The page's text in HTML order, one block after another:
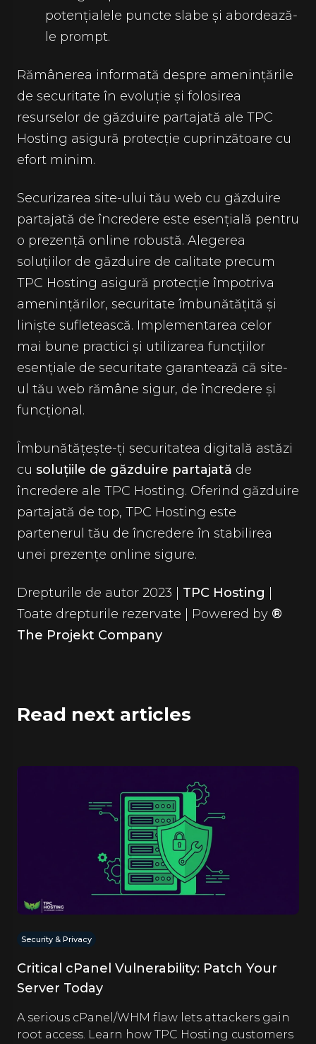
potențialele puncte slabe și abordează-
le prompt.
Rămânerea informată despre amenințările
de securitate în evoluție și folosirea
resurselor de găzduire partajată ale TPC
Hosting asigură protecție cuprinzătoare cu
efort minim.
Securizarea site-ului tău web cu găzduire
partajată de încredere este esențială pentru
o prezență online robustă. Alegerea
soluțiilor de găzduire de calitate precum
TPC Hosting asigură protecție împotriva
amenințărilor, securitate îmbunătățită și
liniște sufletească. Implementarea celor
mai bune practici și utilizarea funcțiilor
esențiale de securitate garantează că site-
ul tău web rămâne sigur, de încredere și
funcțional.
Îmbunătățește-ți securitatea digitală astăzi
cu soluțiile de găzduire partajată de
încredere ale TPC Hosting. Oferind găzduire
partajată de top, TPC Hosting este
partenerul tău de încredere în stabilirea
unei prezențe online sigure.
Drepturile de autor 2023 | TPC Hosting
Toate drepturile rezervate | Powered by ®
The Projekt Company
Read next articles
Security & Privacy
Critical cPanel Vulnerability: Patch Your
Server Today
A serious cPanel/WHM flaw lets attackers gain
root access. Learn how TPC Hosting customers